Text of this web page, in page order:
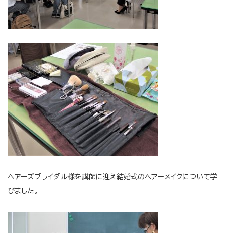
へアーズブライダル様を講師に迎え結婚式のヘアーメイクについて学
びました。